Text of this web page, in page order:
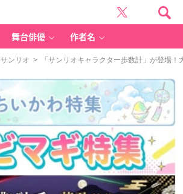
舞台俳優 作者名
サンリオ > 「サンリオキャラクター歩数計」が登場！